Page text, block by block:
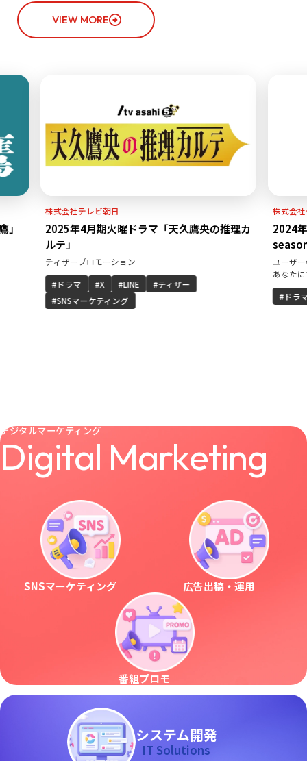
VIEW MORE
株式会社テレビ朝日
2025年4月期火曜ドラマ「天久鷹央の推理カ
ルテ」
ティザープロモーション
ドラマ X LINE
ティザー
SNSマーケティング
株式会社テレビ
2024年10月
season23」
ユーザー参加
あなたにぴっ
ドラマ
デジタルマーケティング
Digital Marketing
SNSマーケティング 広告出稿・運用
番組プロモ
システム開発
IT Solutions